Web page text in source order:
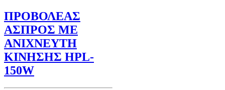
ΠΡΟΒΟΛΕΑΣ
ΑΣΠΡΟΣ ΜΕ
ΑΝΙΧΝΕΥΤΗ
ΚΙΝΗΣΗΣ HPL-
150W